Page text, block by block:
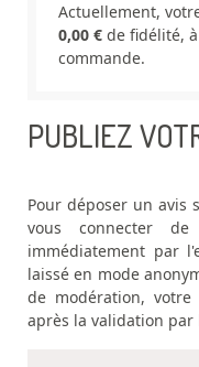
Actuellement,
0,00 € de fidélité,
commande.
PUBLIEZ
Pour déposer un avis
vous connecter
immédiatement par
laissé en mode
de modération,
après la validation